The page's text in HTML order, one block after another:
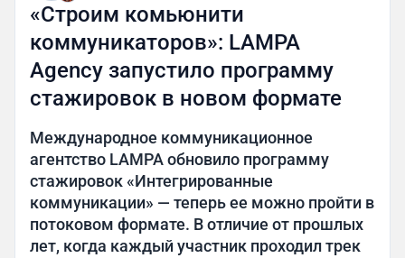
«Строим комьюнити
коммуникаторов»: LAMPA
Agency запустило программу
стажировок в новом формате
Международное коммуникационное
агентство LAMPA обновило программу
стажировок «Интегрированные
коммуникации» — теперь ее можно пройти в
потоковом формате. В отличие от прошлых
лет, когда каждый участник проходил трек